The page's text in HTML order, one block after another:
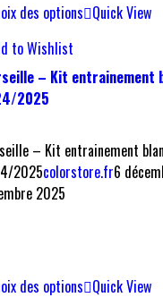
des options Quick View
to Wishlist
– Kit entrainement
2025
– Kit entrainement
2025colorstore.fr6
2025
des options Quick View